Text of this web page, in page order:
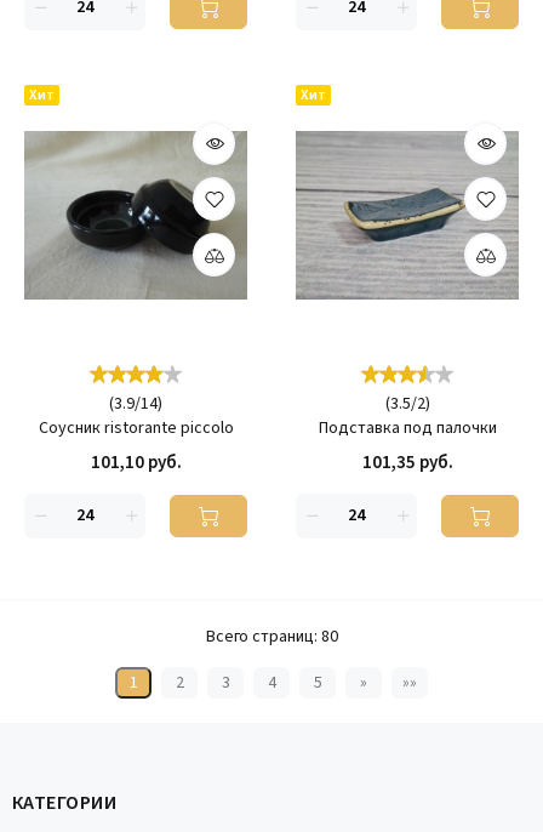
Хит
(3.9/14)
Соусник ristorante piccolo
101,10 руб.
Хит
(3.5/2)
Подставка под палочки
101,35 руб.
Всего страниц: 80
1
2 3 4 5 » »»
КАТЕГОРИИ